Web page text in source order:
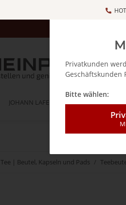
JOHANN LAFER BELLA ITALIA
Tee | Beutel, Kapseln und Pads
Privatkunden
Geschäftskunden
Bitte wählen: